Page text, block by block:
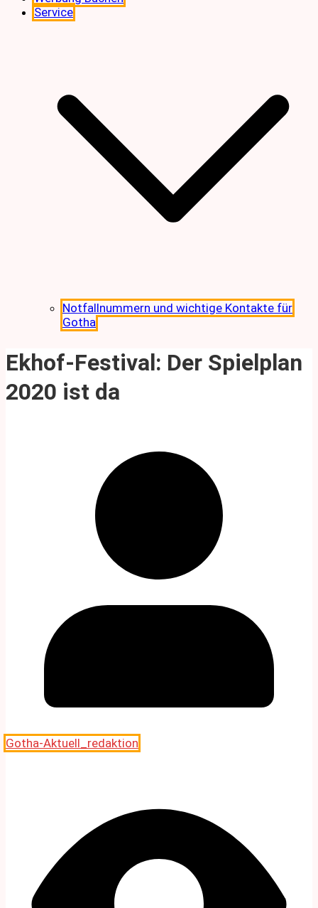
Service
Notfallnummern und wichtige Kontakte für
Gotha
Ekhof-Festival: Der Spielplan
2020 ist da
Gotha-Aktuell_redaktion